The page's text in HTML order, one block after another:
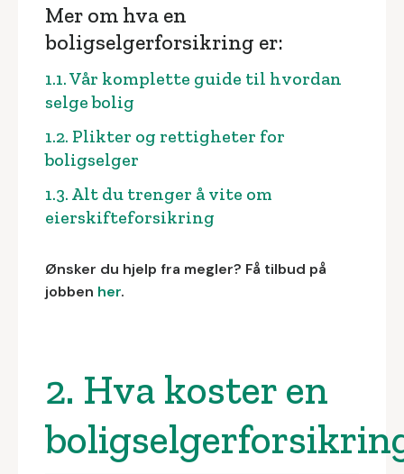
Mer om hva en
boligselgerforsikring er:
1.1. Vår komplette guide til hvordan
selge bolig
1.2. Plikter og rettigheter for
boligselger
1.3. Alt du trenger å vite om
eierskifteforsikring
Ønsker du hjelp fra megler? Få tilbud på
jobben her.
2. Hva koster en